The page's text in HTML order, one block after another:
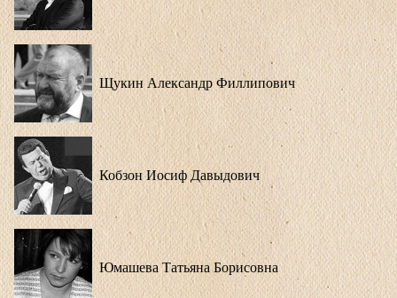
Щукин Александр Филлипович
Кобзон Иосиф Давыдович
Юмашева Татьяна Борисовна